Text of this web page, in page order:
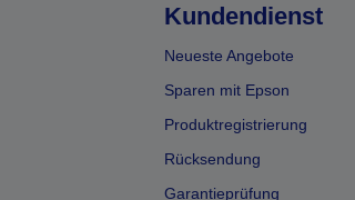
Kundendienst
Neueste Angebote
Sparen mit Epson
Produktregistrierung
Rücksendung
Garantieprüfung